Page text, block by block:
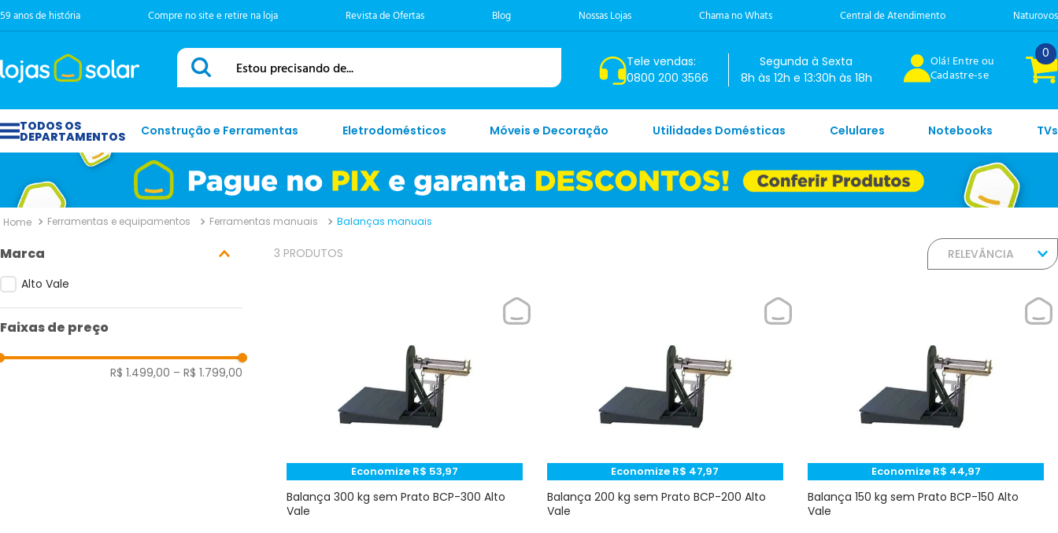
59 anos de história Compre no site e retire na loja Revista de Ofertas Blog Nossas Lojas Chama no Whats Central de Atendimento Naturovos
Estou precisando de...
Tele vendas:
0800 200 3566
Segunda à Sexta
8h às 12h e 13:30h às 18h
Olá! Entre ou
Cadastre-se
0
Construção e Ferramentas Eletrodomésticos Móveis e Decoração Utilidades Domésticas Celulares Notebooks TVs
Ferramentas e equipamentos Ferramentas manuais Balanças manuais
Marca
Alto Vale
Faixas de preço
R$ 1.499,00 – R$ 1.799,00
3 PRODUTOS RELEVÂNCIA
Economize R$ 53,97
Balança 300 kg sem Prato BCP-300 Alto
Vale
Economize R$ 47,97
Balança 200 kg sem Prato BCP-200 Alto
Vale
Economize R$ 44,97
Balança 150 kg sem Prato BCP-150 Alto
Vale